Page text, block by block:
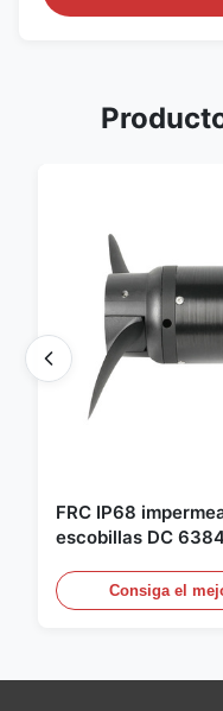
FRC IP68
escobillas DC
surf propulsor
Consiga el